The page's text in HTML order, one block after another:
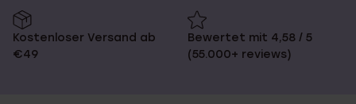
Kostenloser Versand ab
€49
Bewertet mit 4,58 / 5
(55.000+ reviews)